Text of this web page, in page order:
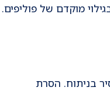
מוקדם של פוליפים.
בניתוח. הסרת